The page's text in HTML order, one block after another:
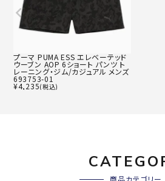
プーマ PUMA ESS エレベーテッド
ウーブン AOP 6ショート パンツ ト
レーニング・ジム/カジュアル メンズ
693753-01
¥4,235(税込)